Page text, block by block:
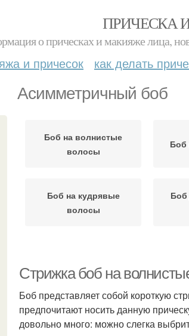
ПРИЧЕСКА
о прическах и макияже лица,
и причесок как делать
Асимметричный боб
Боб на волнистые
волосы
Боб
Боб на кудрявые
волосы
Стрижка боб на
Боб представляет собой короткую
предпочитают носить данную
довольно много: можно слегка